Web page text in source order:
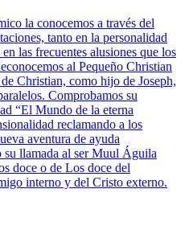
la conocemos a través del
tanto en la personalidad
las frecuentes alusiones que los
al Pequeño Christian
Christian, como hijo de Joseph,
Comprobamos su
“El Mundo de la eterna
reclamando a los
aventura de ayuda
su llamada al ser Muul Águila
doce o de Los doce del
interno y del Cristo externo.